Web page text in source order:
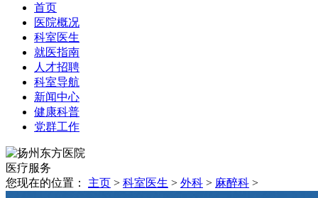
首页
医院概况
科室医生
就医指南
人才招聘
科室导航
新闻中心
健康科普
党群工作
医疗服务
您现在的位置：
主页 > 科室医生 > 外科 > 麻醉科 >